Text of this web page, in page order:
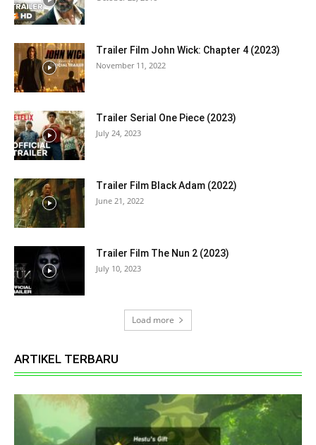
Trailer Film John Wick: Chapter 4 (2023)
November 11, 2022
Trailer Serial One Piece (2023)
July 24, 2023
Trailer Film Black Adam (2022)
June 21, 2022
Trailer Film The Nun 2 (2023)
July 10, 2023
Load more
ARTIKEL TERBARU